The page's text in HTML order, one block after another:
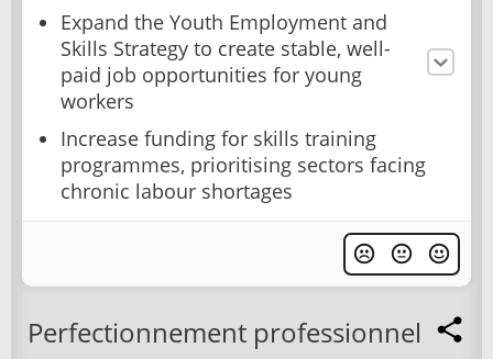
Expand the Youth Employment and
Skills Strategy to create stable, well-
paid job opportunities for young
workers
Increase funding for skills training
programmes, prioritising sectors facing
chronic labour shortages
Perfectionnement professionnel